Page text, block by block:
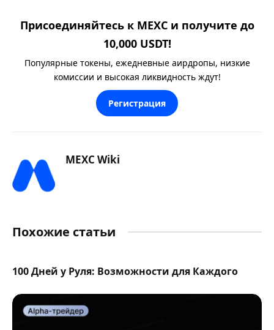
Присоединяйтесь к MEXC и получите до
10,000 USDT!
Популярные токены, ежедневные аирдропы, низкие
комиссии и высокая ликвидность ждут!
Регистрация
MEXC Wiki
Похожие статьи
100 Дней у Руля: Возможности для Каждого